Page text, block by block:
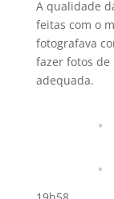
A qualidade
feitas com o
fotografava
fazer fotos de
adequada.